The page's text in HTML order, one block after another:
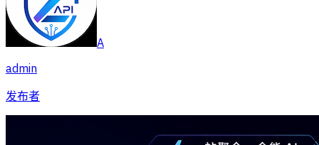
A
admin
发布者